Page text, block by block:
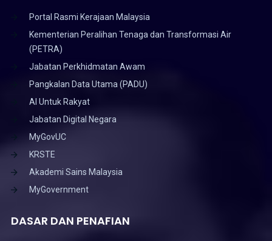
Portal Rasmi Kerajaan Malaysia
Kementerian Peralihan Tenaga dan Transformasi Air
(PETRA)
Jabatan Perkhidmatan Awam
Pangkalan Data Utama (PADU)
AI Untuk Rakyat
Jabatan Digital Negara
MyGovUC
KRSTE
Akademi Sains Malaysia
MyGovernment
DASAR DAN PENAFIAN